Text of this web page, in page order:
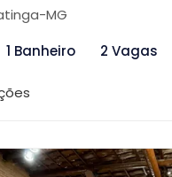
MG
1 Banheiro 2 Vagas